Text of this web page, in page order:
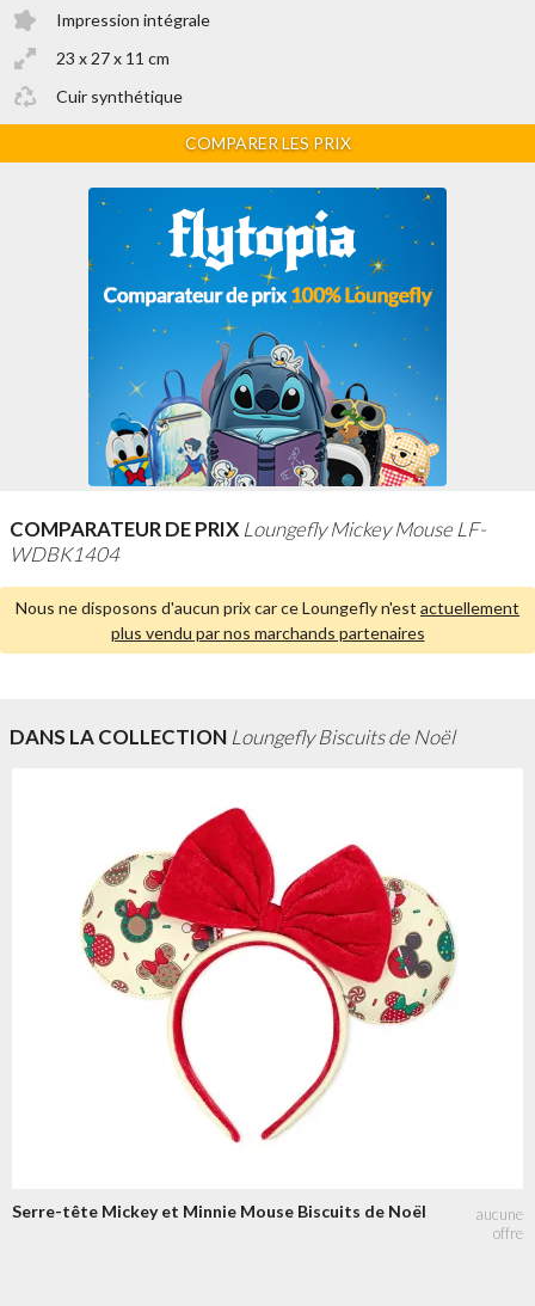
Impression intégrale
23 x 27 x 11 cm
Cuir synthétique
COMPARER LES PRIX
COMPARATEUR DE PRIX Loungefly Mickey Mouse LF-
WDBK1404
Nous ne disposons d'aucun prix car ce Loungefly n'est actuellement
plus vendu par nos marchands partenaires
DANS LA COLLECTION Loungefly Biscuits de Noël
Serre-tête Mickey et Minnie Mouse Biscuits de Noël